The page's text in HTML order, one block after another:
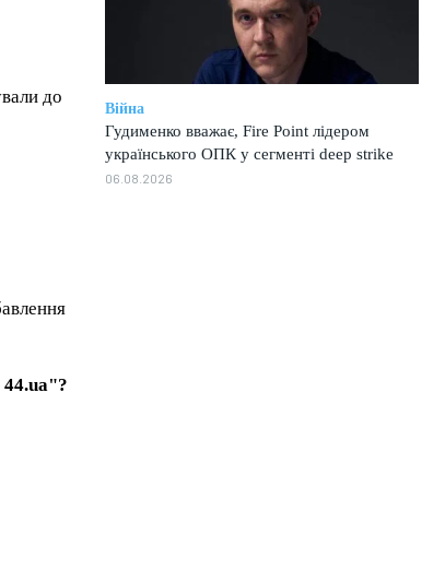
до
Війна
Гудименко вважає, Fire Point лідером
українського ОПК у сегменті deep strike
06.08.2026